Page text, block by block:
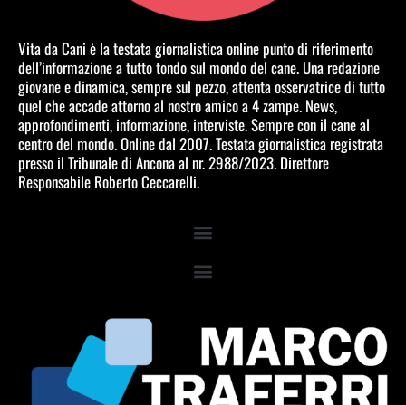
Vita da Cani è la testata giornalistica online punto di riferimento
dell’informazione a tutto tondo sul mondo del cane. Una redazione
giovane e dinamica, sempre sul pezzo, attenta osservatrice di tutto
quel che accade attorno al nostro amico a 4 zampe. News,
approfondimenti, informazione, interviste. Sempre con il cane al
centro del mondo. Online dal 2007. Testata giornalistica registrata
presso il Tribunale di Ancona al nr. 2988/2023. Direttore
Responsabile Roberto Ceccarelli.